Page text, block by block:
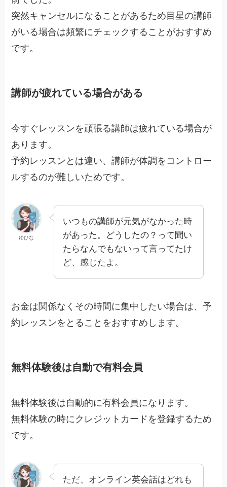
突然キャンセルになることがあるため目星の講師
がいる場合は頻繁にチェックすることがおすすめ
です。
講師が疲れている場合がある
今すぐレッスンを頑張る講師は疲れている場合が
あります。
予約レッスンとは違い、講師が体調をコントロー
ルするのが難しいためです。
ゆひな
いつもの講師が元気がなかった時
があった。どうしたの？って聞い
たらなんでもないって言ってたけ
ど、感じたよ。
お金は関係なくその時間に集中したい場合は、予
約レッスンをとることをおすすめします。
無料体験後は自動で有料会員
無料体験後は自動的に有料会員になります。
無料体験の時にクレジットカードを登録するため
です。
ただ、オンライン英会話はどれも